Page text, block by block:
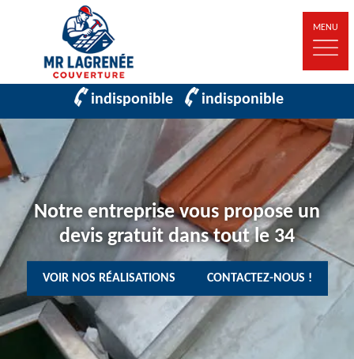
MENU
indisponible indisponible
Notre entreprise vous propose un
devis gratuit dans tout le 34
VOIR NOS RÉALISATIONS CONTACTEZ-NOUS !